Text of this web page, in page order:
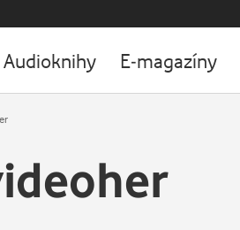
Audioknihy E-magazíny